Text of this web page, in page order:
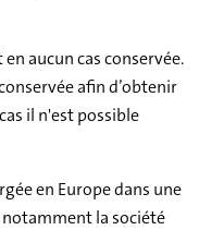
en aucun cas conservée.
afin d’obtenir
il n'est possible
en Europe dans une
la société